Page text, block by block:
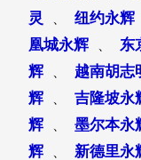
灵
纽约永辉
凰城永辉
东
辉
越南胡志
辉
吉隆坡永
辉
墨尔本永
辉
新德里永